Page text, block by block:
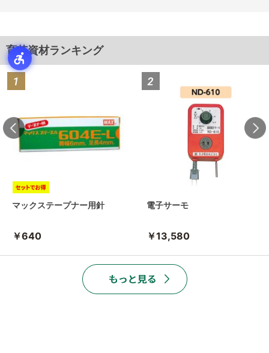
育苗資材ランキング
マックステープナー用針
￥640
電子サーモ
￥13,580